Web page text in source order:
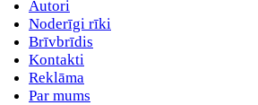
Autori
Noderīgi rīki
Brīvbrīdis
Kontakti
Reklāma
Par mums